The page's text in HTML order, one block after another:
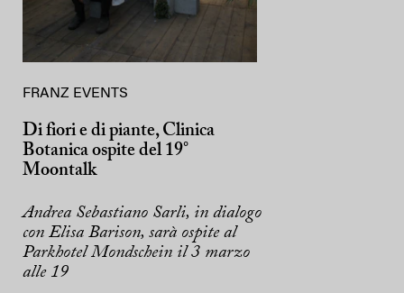
FRANZ EVENTS
Di fiori e di piante, Clinica
Botanica ospite del 19°
Moontalk
Andrea Sebastiano Sarli, in dialogo
con Elisa Barison, sarà ospite al
Parkhotel Mondschein il 3 marzo
alle 19